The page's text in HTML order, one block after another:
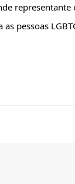
pessoas